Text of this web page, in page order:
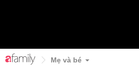
Mẹ và bé